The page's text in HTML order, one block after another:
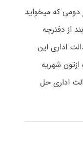
دومی که میخواید
از دفترچه
اداری این
شهریه
اداری حل